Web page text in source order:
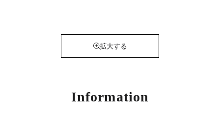
拡大する
Information